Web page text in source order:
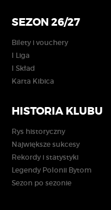
SEZON 26/27
Bilety i vouchery
I Liga
I Skład
Karta Kibica
HISTORIA KLUBU
Rys historyczny
Największe sukcesy
Rekordy i statystyki
Legendy Polonii Bytom
Sezon po sezonie